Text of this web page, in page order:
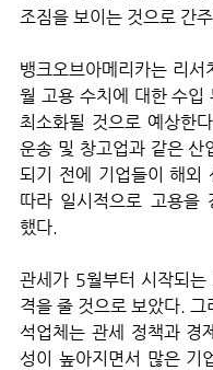
조짐을 보이는 것으로 간
뱅크오브아메리카는 리
월 고용 수치에 대한 수입
최소화될 것으로 예상한
운송 및 창고업과 같은 산
되기 전에 기업들이 해외
따라 일시적으로 고용을
했다.
관세가 5월부터 시작되
격을 줄 것으로 보았다. 그
석업체는 관세 정책과 경
성이 높아지면서 많은 기